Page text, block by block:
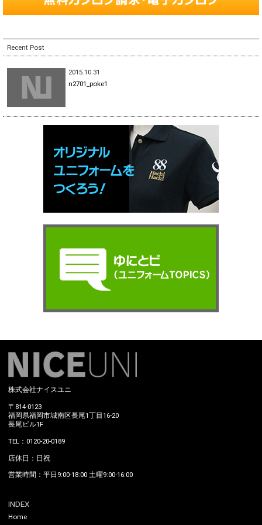
Recent Post
2015.10.31
n2701_poke1
株式会社ナイスユニ
〒814-0123
福岡県福岡市城南区長尾1丁目16-20
長尾ビル1F
TEL：0120-20-0189
店休日：日祝
営業時間：平日9:00-18:00 土曜9:00-16:00
INDEX
Home